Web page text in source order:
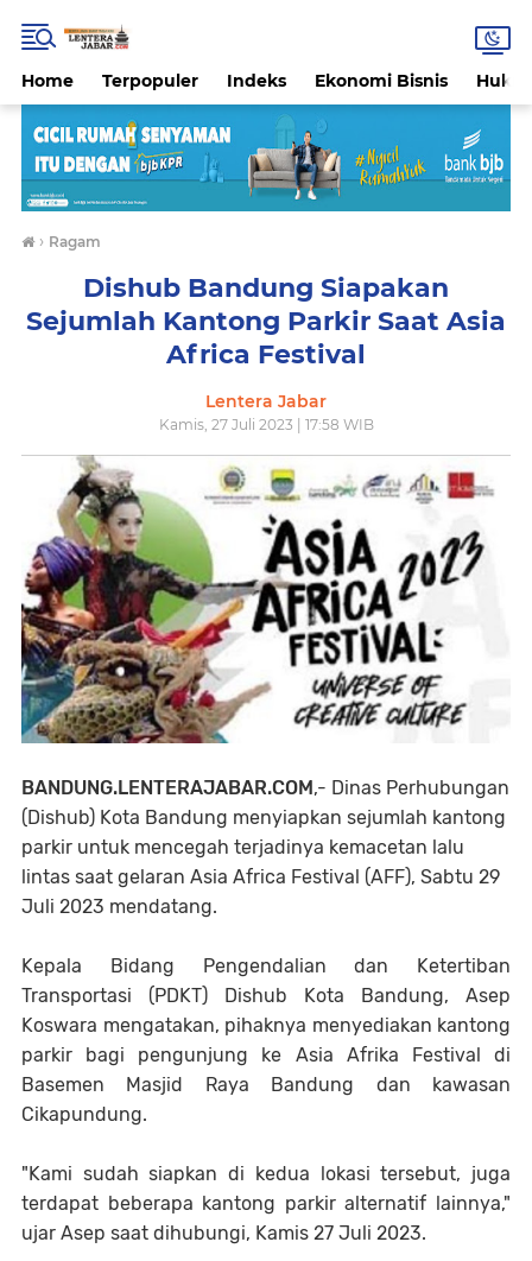
Home Terpopuler Indeks Ekonomi Bisnis
› Ragam
Dishub Bandung Siapakan
Sejumlah Kantong Parkir Saat Asia
Africa Festival
Lentera Jabar
Kamis, 27 Juli 2023 | 17:58 WIB
BANDUNG.LENTERAJABAR.COM,- Dinas Perhubungan
(Dishub) Kota Bandung menyiapkan sejumlah kantong
parkir untuk mencegah terjadinya kemacetan lalu
lintas saat gelaran Asia Africa Festival (AFF), Sabtu 29
Juli 2023 mendatang.
Kepala Bidang Pengendalian dan Ketertiban
Transportasi (PDKT) Dishub Kota Bandung, Asep
Koswara mengatakan, pihaknya menyediakan kantong
parkir bagi pengunjung ke Asia Afrika Festival di
Basemen Masjid Raya Bandung dan kawasan
Cikapundung.
"Kami sudah siapkan di kedua lokasi tersebut, juga
terdapat beberapa kantong parkir alternatif lainnya,"
ujar Asep saat dihubungi, Kamis 27 Juli 2023.